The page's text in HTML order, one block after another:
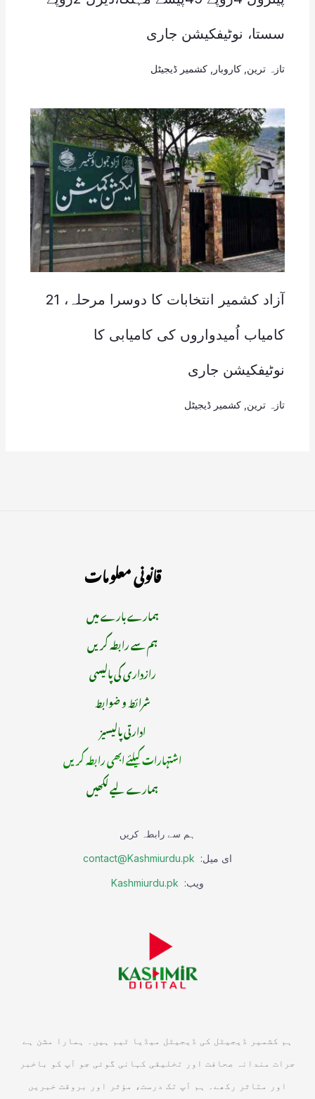
سستا، نوٹیفکیشن جاری
تازہ ترین کاروبار کشمیر ڈیجیٹل
آزاد کشمیر انتخابات کا دوسرا مرحلہ، 21
کامیاب اُمیدواروں کی کامیابی کا
نوٹیفکیشن جاری
تازہ ترین کشمیر ڈیجیٹل
قانونی معلومات
ہمارے بارے میں
ہم سے رابطہ کریں
رازداری کی پالیسی
شرائط و ضوابط
ادارتی پالیسیز
اشتہارات کیلئے ابھی رابطہ کریں
ہمارے لیے لکھیں
ہم سے رابطہ کریں
ای میل: contact@Kashmiurdu.pk
ویب: Kashmiurdu.pk
ہم کشمیر ڈیجیٹل کی ڈیجیٹل میڈیا ٹیم ہیں۔ ہمارا مشن ہے
جرات مندانہ صحافت اور تخلیقی کہانی گوئی جو آپ کو باخبر
اور متاثر رکھے۔ ہم آپ تک درست، مؤثر اور بروقت خبریں